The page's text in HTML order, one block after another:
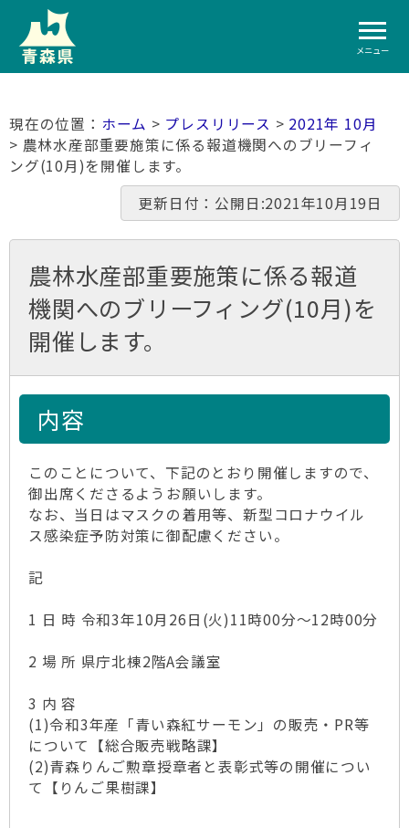
メニュー
ホーム > プレスリリース > 2021年 10月
> 農林水産部重要施策に係る報道機関へのブリーフィ
ング(10月)を開催します。
更新日付：公開日:2021年10月19日
農林水産部重要施策に係る報道
機関へのブリーフィング(10月)を
開催します。
内容
このことについて、下記のとおり開催しますので、
御出席くださるようお願いします。
なお、当日はマスクの着用等、新型コロナウイル
ス感染症予防対策に御配慮ください。
記
1 日 時 令和3年10月26日(火)11時00分～12時00分
2 場 所 県庁北棟2階A会議室
3 内 容
(1)令和3年産「青い森紅サーモン」の販売・PR等
について【総合販売戦略課】
(2)青森りんご勲章授章者と表彰式等の開催につい
て【りんご果樹課】